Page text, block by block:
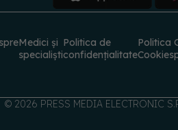
Medici și Politica de
Politica
© 2026 PRESS MEDIA ELECTRONIC